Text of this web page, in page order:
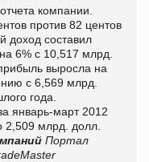
компании.
против 82 центов
доход составил
6% с 10,517 млрд.
выросла на
с 6,569 млрд.
года.
январь-март 2012
2,509 млрд. долл.
Портал